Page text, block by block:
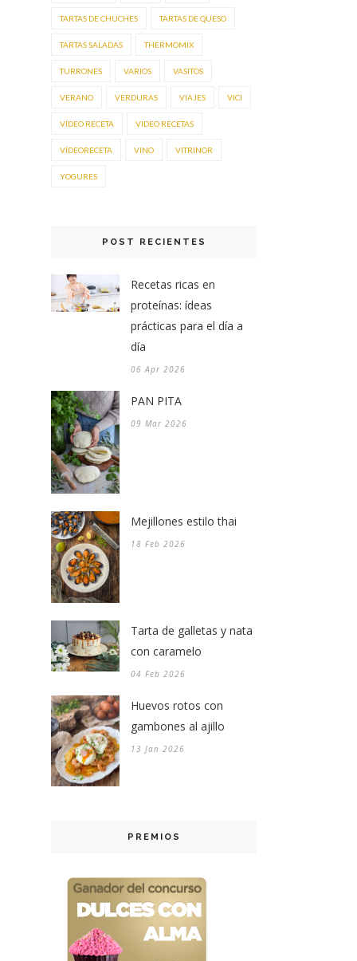
TARTAS DE CHUCHES TARTAS DE QUESO
TARTAS SALADAS THERMOMIX
TURRONES VARIOS VASITOS
VERANO VERDURAS VIAJES VICI
VÍDEO RECETA VIDEO RECETAS
VÍDEORECETA VINO VITRINOR
YOGURES
POST RECIENTES
Recetas ricas en
proteínas: ídeas
prácticas para el día a
día
06 Apr 2026
PAN PITA
09 Mar 2026
Mejillones estilo thai
18 Feb 2026
Tarta de galletas y nata
con caramelo
04 Feb 2026
Huevos rotos con
gambones al ajillo
13 Jan 2026
PREMIOS